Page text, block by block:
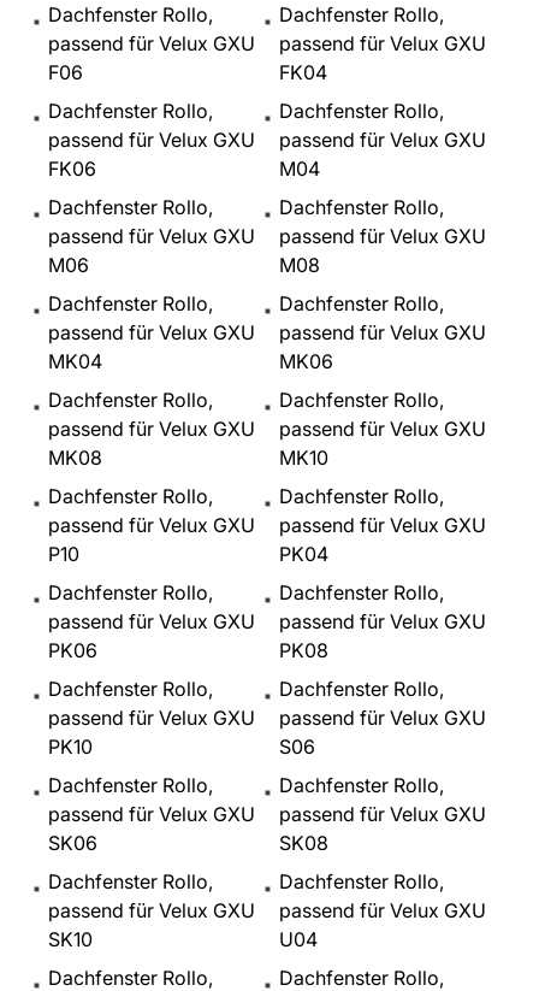
Dachfenster Rollo,
passend für Velux GXU
F06
Dachfenster Rollo,
passend für Velux GXU
FK04
Dachfenster Rollo,
passend für Velux GXU
FK06
Dachfenster Rollo,
passend für Velux GXU
M04
Dachfenster Rollo,
passend für Velux GXU
M06
Dachfenster Rollo,
passend für Velux GXU
M08
Dachfenster Rollo,
passend für Velux GXU
MK04
Dachfenster Rollo,
passend für Velux GXU
MK06
Dachfenster Rollo,
passend für Velux GXU
MK08
Dachfenster Rollo,
passend für Velux GXU
MK10
Dachfenster Rollo,
passend für Velux GXU
P10
Dachfenster Rollo,
passend für Velux GXU
PK04
Dachfenster Rollo,
passend für Velux GXU
PK06
Dachfenster Rollo,
passend für Velux GXU
PK08
Dachfenster Rollo,
passend für Velux GXU
PK10
Dachfenster Rollo,
passend für Velux GXU
S06
Dachfenster Rollo,
passend für Velux GXU
SK06
Dachfenster Rollo,
passend für Velux GXU
SK08
Dachfenster Rollo,
passend für Velux GXU
SK10
Dachfenster Rollo,
passend für Velux GXU
U04
Dachfenster Rollo,
Dachfenster Rollo,